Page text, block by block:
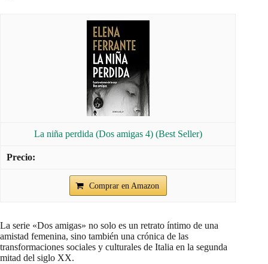
La niña perdida (Dos amigas 4) (Best Seller)
Comprar en Amazon
La serie «Dos amigas» no solo es un retrato íntimo de una
amistad femenina, sino también una crónica de las
transformaciones sociales y culturales de Italia en la segunda
mitad del siglo XX.